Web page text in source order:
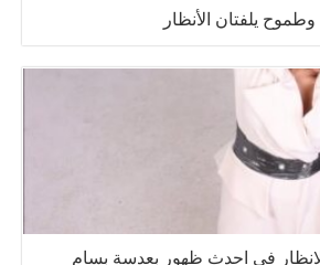
يلفتان الأنظار
في احدث ظهور بعدسة بسام